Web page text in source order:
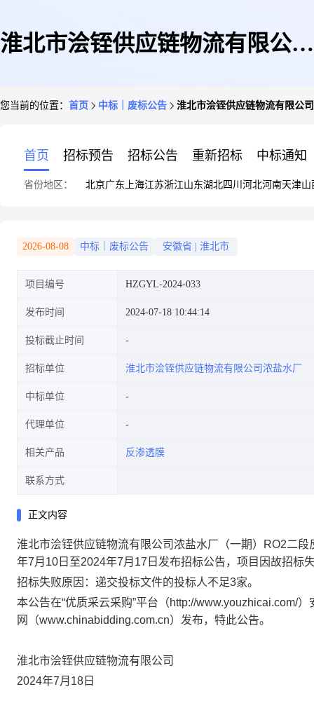
淮北市浍铚供应链物流有限公司
您当前的位置： 首页 中标｜废标公告 淮北市浍铚供应链物流有限公
首页 招标预告 招标公告 重新招标 中标通知
省份地区： 北京广东 上海江苏浙江山东湖北四川 河北河南天津山
2026-08-08 中标｜废标公告 安徽省 淮北市
项目编号 HZGYL-2024-033
发布时间 2024-07-18 10:44:14
投标截止时间
招标单位 淮北市浍铚供应链物流有限公司浓盐水厂
中标单位
代理单位
相关产品 反渗透膜
联系方式
正文内容
淮北市浍铚供应链物流有限公司浓盐水厂（一期）
RO2二段
年7月10日至2024年7月17日发布招标公告，项目因故招标
招标失败原因：递交投标文件的投标人不足3家。
本公告在“优质采云采购”平台（http://www.youzhicai.com/
网（www.chinabidding.com.cn）发布，特此公告。
淮北市浍铚供应链物流有限公司
2024年7月18日